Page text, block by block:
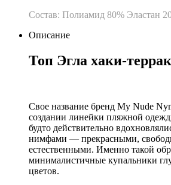
Состав: Полиамид 80% Эластан
Описание
Топ Эгла хаки-
Свое название бренд My Nude
создании линейки пляжной
будто действительно
нимфами — прекрасными,
естественными. Именно такой
минималистичные купальники
цветов.